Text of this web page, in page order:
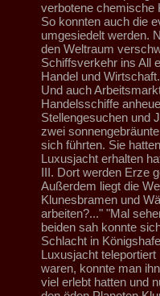
verbotene chemische
So konnten auch die
umgesiedelt werden.
den Weltraum
Schiffsverkehr ins All
Handel und
Und auch
Handelsschiffe
Stellengesuchen und
zwei
sich führten. Sie
Luxusjacht erhalten
III. Dort werden Erze
Außerdem liegt die
Klunesbramen und
arbeiten?..." "Mal
beiden sah konnte
Schlacht in
Luxusjacht
waren, konnte man
viel erlebt hatten und